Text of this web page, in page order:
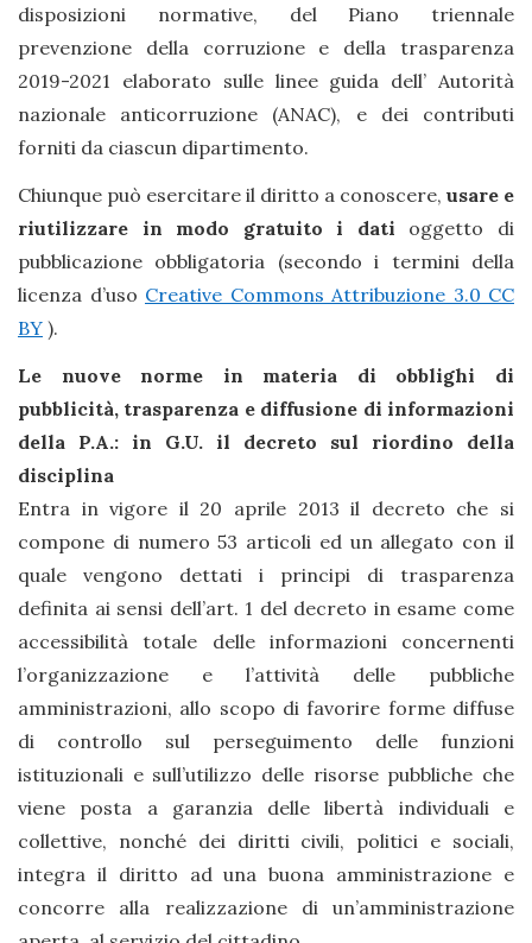
disposizioni normative, del Piano triennale
prevenzione della corruzione e della trasparenza
2019-2021 elaborato sulle linee guida dell’ Autorità
nazionale anticorruzione (ANAC), e dei contributi
forniti da ciascun dipartimento.
Chiunque può esercitare il diritto a conoscere, usare e
riutilizzare in modo gratuito i dati oggetto di
pubblicazione obbligatoria (secondo i termini della
licenza d’uso Creative Commons Attribuzione 3.0 CC
BY ).
Le nuove norme in materia di obblighi di
pubblicità, trasparenza e diffusione di informazioni
della P.A.: in G.U. il decreto sul riordino della
disciplina
Entra in vigore il 20 aprile 2013 il decreto che si
compone di numero 53 articoli ed un allegato con il
quale vengono dettati i principi di trasparenza
definita ai sensi dell’art. 1 del decreto in esame come
accessibilità totale delle informazioni concernenti
l’organizzazione e l’attività delle pubbliche
amministrazioni, allo scopo di favorire forme diffuse
di controllo sul perseguimento delle funzioni
istituzionali e sull’utilizzo delle risorse pubbliche che
viene posta a garanzia delle libertà individuali e
collettive, nonché dei diritti civili, politici e sociali,
integra il diritto ad una buona amministrazione e
concorre alla realizzazione di un’amministrazione